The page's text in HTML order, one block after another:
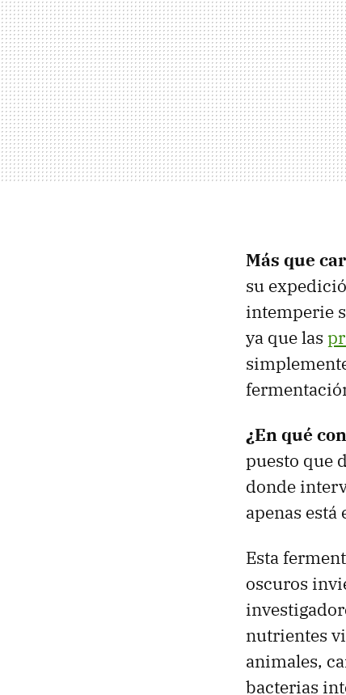
Más que
su
intemperie
ya que las
¿En qué
puesto que
donde
apenas está
Esta
oscuros
nutrientes
animales,
bacterias